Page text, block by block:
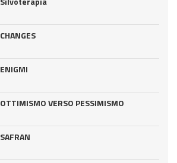
CHANGES
ENIGMI
OTTIMISMO VERSO PESSIMISMO
SAFRAN